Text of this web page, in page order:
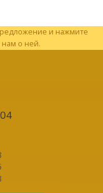
и нажмите
о ней.